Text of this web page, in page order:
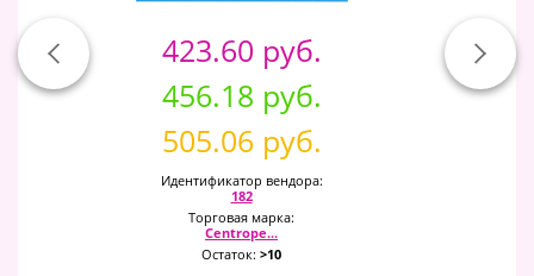
423.60 руб.
456.18 руб.
505.06 руб.
Идентификатор вендора:
182
Торговая марка:
Centrope...
Остаток: >10